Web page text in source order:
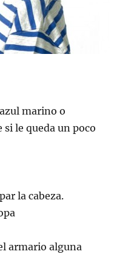
marino o
le queda un poco
la cabeza.
armario alguna